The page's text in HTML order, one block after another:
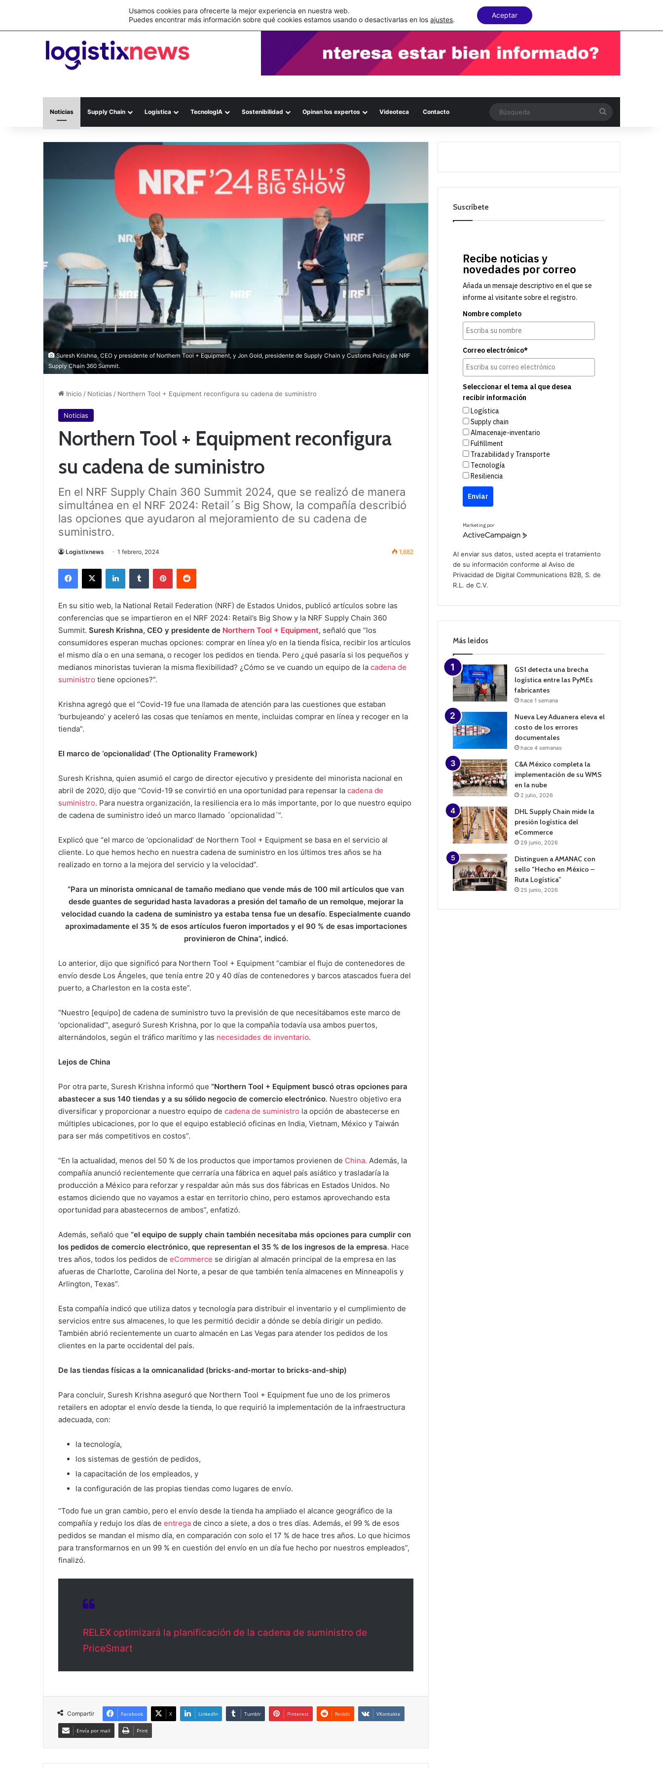
Nueva Ley Aduanera eleva el costo de los errores documentales
Noticias Supply Chain Logística TecnologIA Sostenibilidad Opinan los expertos Videoteca Contacto
Suresh Krishna, CEO y presidente of Northern Tool + Equipment, y Jon Gold, presidente de Supply Chain y Customs Policy de NRF
Supply Chain 360 Summit.
Inicio / Noticias / Northern Tool + Equipment reconfigura su cadena de suministro
Noticias
Northern Tool + Equipment reconfigura
su cadena de suministro
En el NRF Supply Chain 360 Summit 2024, que se realizó de manera
simultánea en el NRF 2024: Retail´s Big Show, la compañía describió
las opciones que ayudaron al mejoramiento de su cadena de
suministro.
Logistixnews 1 febrero, 2024 1,682
En su sitio web, la National Retail Federation (NRF) de Estados Unidos, publicó artículos sobre las
conferencias que se impartieron en el NRF 2024: Retail’s Big Show y la NRF Supply Chain 360
Summit. Suresh Krishna, CEO y presidente de Northern Tool + Equipment, señaló que “los
consumidores esperan muchas opciones: comprar en línea y/o en la tienda física, recibir los artículos
el mismo día o en una semana, o recoger los pedidos en tienda. Pero ¿qué pasaría si los pequeños y
medianos minoristas tuvieran la misma flexibilidad? ¿Cómo se ve cuando un equipo de la cadena de
suministro tiene opciones?”.
Krishna agregó que el “Covid-19 fue una llamada de atención para las cuestiones que estaban
‘burbujeando’ y aceleró las cosas que teníamos en mente, incluidas comprar en línea y recoger en la
tienda”.
El marco de ‘opcionalidad’ (The Optionality Framework)
Suresh Krishna, quien asumió el cargo de director ejecutivo y presidente del minorista nacional en
abril de 2020, dijo que “Covid-19 se convirtió en una oportunidad para repensar la cadena de
suministro. Para nuestra organización, la resiliencia era lo más importante, por lo que nuestro equipo
de cadena de suministro ideó un marco llamado ´opcionalidad´”.
Explicó que “el marco de ‘opcionalidad’ de Northern Tool + Equipment se basa en el servicio al
cliente. Lo que hemos hecho en nuestra cadena de suministro en los últimos tres años se ha
realizado en torno a la mejora del servicio y la velocidad”.
“Para un minorista omnicanal de tamaño mediano que vende más de 100 mil artículos que van
desde guantes de seguridad hasta lavadoras a presión del tamaño de un remolque, mejorar la
velocidad cuando la cadena de suministro ya estaba tensa fue un desafío. Especialmente cuando
aproximadamente el 35 % de esos artículos fueron importados y el 90 % de esas importaciones
provinieron de China”, indicó.
Lo anterior, dijo que significó para Northern Tool + Equipment “cambiar el flujo de contenedores de
envío desde Los Ángeles, que tenía entre 20 y 40 días de contenedores y barcos atascados fuera del
puerto, a Charleston en la costa este”.
“Nuestro [equipo] de cadena de suministro tuvo la previsión de que necesitábamos este marco de
‘opcionalidad’”, aseguró Suresh Krishna, por lo que la compañía todavía usa ambos puertos,
alternándolos, según el tráfico marítimo y las necesidades de inventario.
Lejos de China
Por otra parte, Suresh Krishna informó que “Northern Tool + Equipment buscó otras opciones para
abastecer a sus 140 tiendas y a su sólido negocio de comercio electrónico. Nuestro objetivo era
diversificar y proporcionar a nuestro equipo de cadena de suministro la opción de abastecerse en
múltiples ubicaciones, por lo que el equipo estableció oficinas en India, Vietnam, México y Taiwán
para ser más competitivos en costos”.
“En la actualidad, menos del 50 % de los productos que importamos provienen de China. Además, la
compañía anunció recientemente que cerraría una fábrica en aquel país asiático y trasladaría la
producción a México para reforzar y respaldar aún más sus dos fábricas en Estados Unidos. No
estamos diciendo que no vayamos a estar en territorio chino, pero estamos aprovechando esta
oportunidad para abastecernos de ambos”, enfatizó.
Además, señaló que “el equipo de supply chain también necesitaba más opciones para cumplir con
los pedidos de comercio electrónico, que representan el 35 % de los ingresos de la empresa. Hace
tres años, todos los pedidos de eCommerce se dirigían al almacén principal de la empresa en las
afueras de Charlotte, Carolina del Norte, a pesar de que también tenía almacenes en Minneapolis y
Arlington, Texas”.
Esta compañía indicó que utiliza datos y tecnología para distribuir el inventario y el cumplimiento de
servicios entre sus almacenes, lo que les permitió decidir a dónde se debía dirigir un pedido.
También abrió recientemente un cuarto almacén en Las Vegas para atender los pedidos de los
clientes en la parte occidental del país.
De las tiendas físicas a la omnicanalidad (bricks-and-mortar to bricks-and-ship)
Para concluir, Suresh Krishna aseguró que Northern Tool + Equipment fue uno de los primeros
retailers en adoptar el envío desde la tienda, lo que requirió la implementación de la infraestructura
adecuada, con:
la tecnología,
los sistemas de gestión de pedidos,
la capacitación de los empleados, y
la configuración de las propias tiendas como lugares de envío.
“Todo fue un gran cambio, pero el envío desde la tienda ha ampliado el alcance geográfico de la
compañía y redujo los días de entrega de cinco a siete, a dos o tres días. Además, el 99 % de esos
pedidos se mandan el mismo día, en comparación con solo el 17 % de hace tres años. Lo que hicimos
para transformarnos en un 99 % en cuestión del envío en un día fue hecho por nuestros empleados”,
finalizó.
RELEX optimizará la planificación de la cadena de suministro de
PriceSmart
Compartir Facebook X LinkedIn Tumblr Pinterest Reddit VKontakte
Envía por mail Print
Suscríbete
Recibe noticias y
novedades por correo
Añada un mensaje descriptivo en el que se
informe al visitante sobre el registro.
Nombre completo
Correo electrónico*
Seleccionar el tema al que desea
recibir información
Logística
Supply chain
Almacenaje-inventario
Fulfillment
Trazabilidad y Transporte
Tecnología
Resiliencia
Enviar
Marketing por
A
v
e
p
i
n
Al enviar sus datos, usted acepta el tratamiento
de su información conforme alAviso de
Privacidad de Digital Communications B2B, S. de
R.L. de C.V.
Más leidos
GS1 detecta una brecha
logística entre las PyMEs
fabricantes
hace 1 semana
Nueva Ley Aduanera eleva el
costo de los errores
documentales
hace 4 semanas
C&A México completa la
implementación de su WMS
en la nube
2 julio, 2026
DHL Supply Chain mide la
presión logística del
eCommerce
29 junio, 2026
Distinguen a AMANAC con
sello “Hecho en México –
Ruta Logística”
25 junio, 2026
Usamos cookies para ofrecerte la mejor experiencia en nuestra web.
Puedes encontrar más información sobre qué cookies estamos usando o desactivarlas en losajustes.
Aceptar